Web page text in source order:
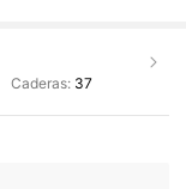
Caderas: 37